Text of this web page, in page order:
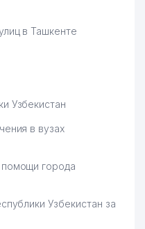
в Ташкенте
Узбекистан
в вузах
города
Узбекистан за